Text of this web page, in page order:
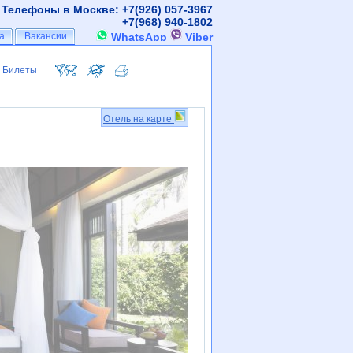
Билеты
Билеты
Отель на карте
Телефоны в Москве: +7(926) 057-3967
+7(968) 940-1802
WhatsApp
Viber
Вакансии
Вакансии